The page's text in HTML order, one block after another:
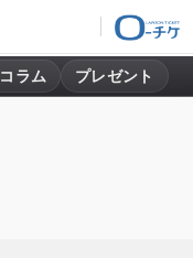
コラム プレゼント